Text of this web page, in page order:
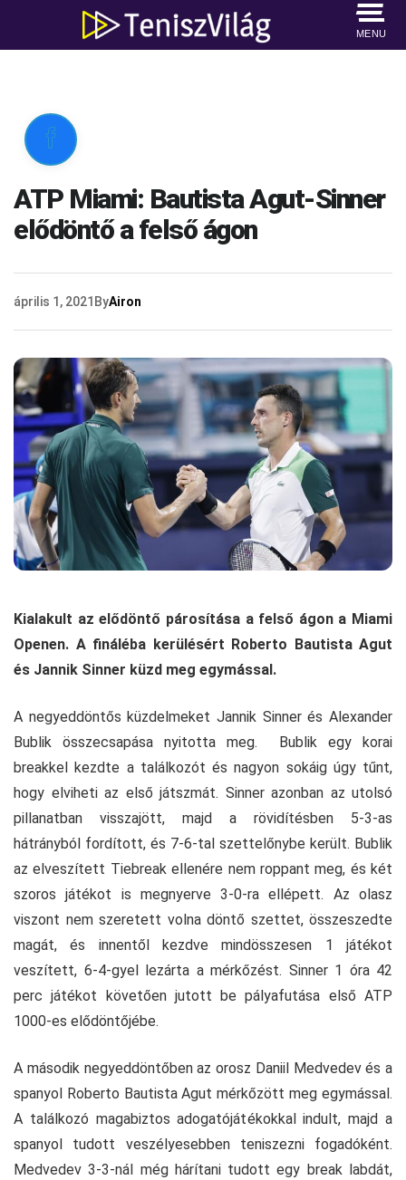
MENU

ATP Miami: Bautista Agut-Sinner
elődöntő a felső ágon
április 1, 2021 ByAiron
Kialakult az elődöntő párosítása a felső ágon a Miami
Openen. A fináléba kerülésért Roberto Bautista Agut
és Jannik Sinner küzd meg egymással.
A negyeddöntős küzdelmeket Jannik Sinner és Alexander
Bublik összecsapása nyitotta meg. Bublik egy korai
breakkel kezdte a találkozót és nagyon sokáig úgy tűnt,
hogy elviheti az első játszmát. Sinner azonban az utolsó
pillanatban visszajött, majd a rövidítésben 5-3-as
hátrányból fordított, és 7-6-tal szettelőnybe került. Bublik
az elveszített Tiebreak ellenére nem roppant meg, és két
szoros játékot is megnyerve 3-0-ra ellépett. Az olasz
viszont nem szeretett volna döntő szettet, összeszedte
magát, és innentől kezdve mindösszesen 1 játékot
veszített, 6-4-gyel lezárta a mérkőzést. Sinner 1 óra 42
perc játékot követően jutott be pályafutása első ATP
1000-es elődöntőjébe.
A második negyeddöntőben az orosz Daniil Medvedev és a
spanyol Roberto Bautista Agut mérkőzött meg egymással.
A találkozó magabiztos adogatójátékokkal indult, majd a
spanyol tudott veszélyesebben teniszezni fogadóként.
Medvedev 3-3-nál még hárítani tudott egy break labdát,